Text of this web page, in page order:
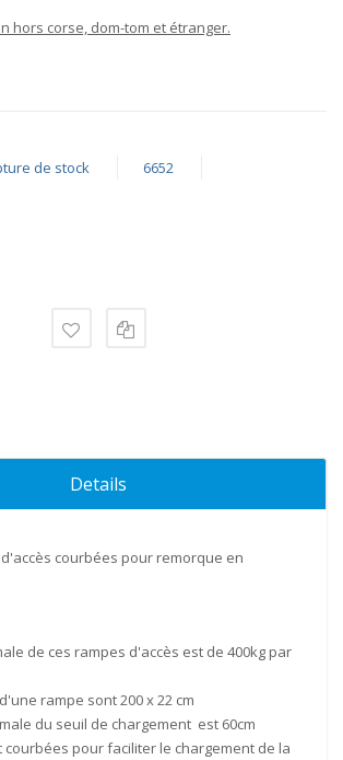
hors corse, dom-tom et étranger.
de stock 6652
Details
d'accès courbées pour remorque en
de ces rampes d'accès est de 400kg par
rampe sont200 x 22 cm
du seuil de chargement est 60cm
courbées pourfaciliter le chargement de la